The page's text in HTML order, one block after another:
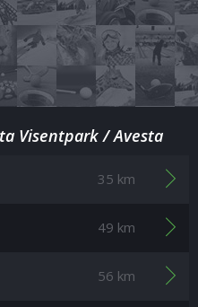
Visentpark / Avesta
35 km
49 km
56 km